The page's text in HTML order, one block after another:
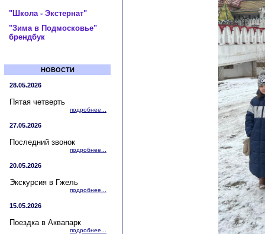
"Школа - Экстернат"
"Зима в Подмосковье"
брендбук
НОВОСТИ
28.05.2026
Пятая четверть
подробнее...
27.05.2026
Последний звонок
подробнее...
20.05.2026
Экскурсия в Гжель
подробнее...
15.05.2026
Поездка в Аквапарк
подробнее...